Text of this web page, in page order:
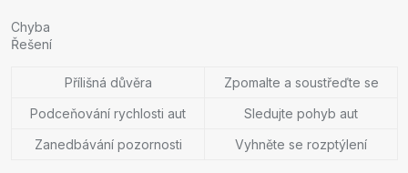
Chyba
Řešení
Přílišná důvěra
Zpomalte a soustřeďte se
Podceňování rychlosti aut
Sledujte pohyb aut
Zanedbávání pozornosti
Vyhněte se rozptýlení